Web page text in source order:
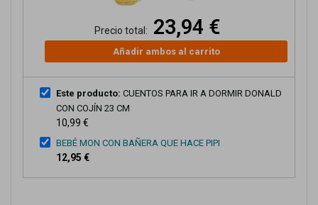
Precio total: 23,94 €
Añadir ambos al carrito
Este producto: CUENTOS PARA IR A DORMIR DONALD
CON COJÍN 23 CM
10,99 €
BEBÉ MON CON BAÑERA QUE HACE PIPI
12,95 €